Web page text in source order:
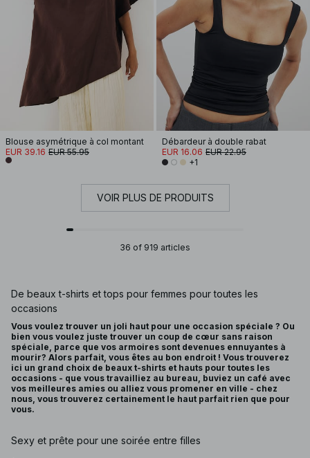
Blouse asymétrique à col montant
EUR 39.16 EUR 55.95
Débardeur à double rabat
EUR 16.06 EUR 22.95
+1
VOIR PLUS DE PRODUITS
36 of 919 articles
De beaux t-shirts et tops pour femmes pour toutes les
occasions
Vous voulez trouver un joli haut pour une occasion spéciale ? Ou
bien vous voulez juste trouver un coup de cœur sans raison
spéciale, parce que vos armoires sont devenues ennuyantes à
mourir? Alors parfait, vous êtes au bon endroit ! Vous trouverez
ici un grand choix de beaux t-shirts et hauts pour toutes les
occasions - que vous travailliez au bureau, buviez un café avec
vos meilleures amies ou alliez vous promener en ville - chez
nous, vous trouverez certainement le haut parfait rien que pour
vous.
Sexy et prête pour une soirée entre filles